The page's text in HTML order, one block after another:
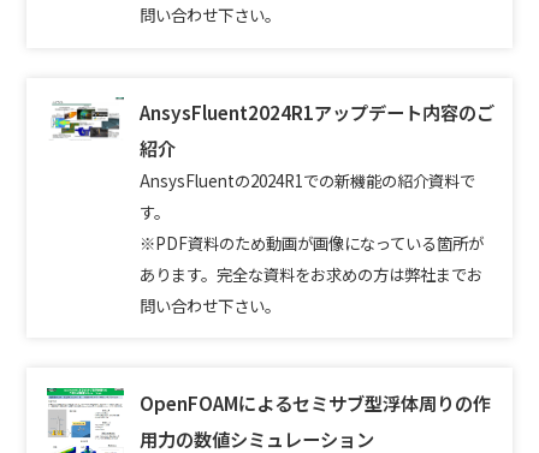
問い合わせ下さい。
AnsysFluent2024R1アップデート内容のご
紹介
AnsysFluentの2024R1での新機能の紹介資料で
す。
※PDF資料のため動画が画像になっている箇所が
あります。完全な資料をお求めの方は弊社までお
問い合わせ下さい。
OpenFOAMによるセミサブ型浮体周りの作
用力の数値シミュレーション